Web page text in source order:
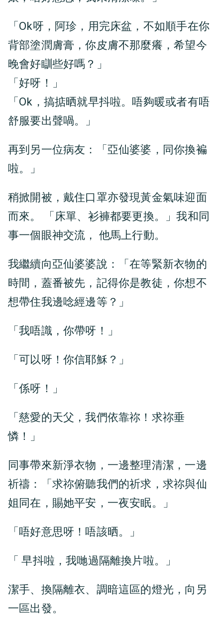
「Ok呀，阿珍，用完床盆，不如順手在你
背部塗潤膚膏，你皮膚不那麼癢，希望今
晚會好瞓些好嗎？」
「好呀！」
「Ok，搞掂晒就早抖啦。唔夠暖或者有唔
舒服要出聲喎。」
再到另一位病友：「亞仙婆婆，同你換褊
啦。」
稍掀開被，戴住口罩亦發現黃金氣味迎面
而來。 「床單、衫褲都要更換。」我和同
事一個眼神交流， 他馬上行動。
我繼續向亞仙婆婆說：「在等緊新衣物的
時間，蓋番被先，記得你是教徒，你想不
想帶住我邊唸經邊等？」
「我唔識，你帶呀！」
「可以呀！你信耶穌？」
「係呀！」
「慈愛的天父，我們依靠祢！求祢垂
憐！」
同事帶來新淨衣物，一邊整理清潔，一邊
祈禱：「求祢俯聽我們的祈求，求祢與仙
姐同在，賜她平安，一夜安眠。」
「唔好意思呀！唔該晒。」
「 早抖啦，我哋過隔離換片啦。」
潔手、換隔離衣、調暗這區的燈光，向另
一區出發。